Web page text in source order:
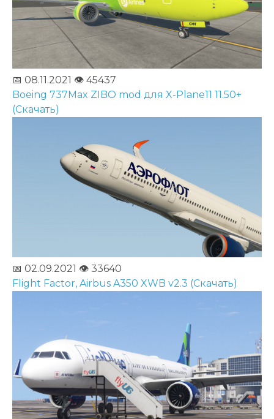
📅 08.11.2021 👁️ 45437
Boeing 737Max ZIBO mod для X-Plane11 11.50+
(Скачать)
📅 02.09.2021 👁️ 33640
Flight Factor, Airbus A350 XWB v2.3 (Скачать)